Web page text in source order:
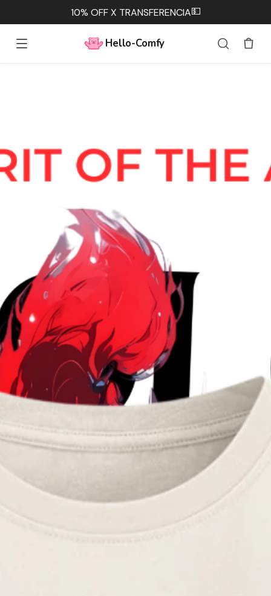
10% OFF X TRANSFERENCIA💵
Hello-Comfy